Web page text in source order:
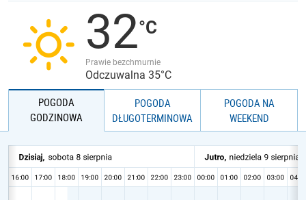
JAKOŚĆ POWIETRZA32
Prawie bezchmurnie
Odczuwalna 35°C
POGODA
GODZINOWA
POGODA
DŁUGOTERMINOWA
POGODA NA
WEEKEND